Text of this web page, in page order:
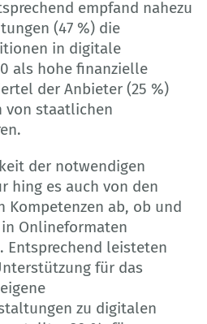
empfand nahezu
(47 %) die
in digitale
als hohe finanzielle
der Anbieter (25 %)
von staatlichen
der notwendigen
hing es auch von den
Kompetenzen ab, ob und
Onlineformaten
Entsprechend leisteten
für das
zu digitalen